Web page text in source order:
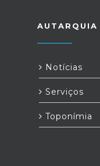
AUTARQUIA
Notícias
Serviços
Toponímia